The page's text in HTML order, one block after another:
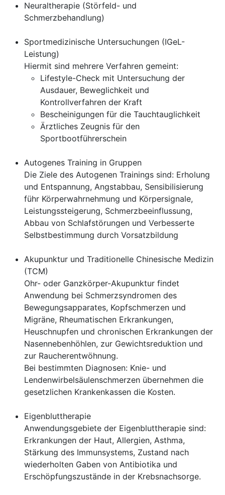
Neuraltherapie (Störfeld- und
Schmerzbehandlung)
Sportmedizinische Untersuchungen (IGeL-
Leistung)
Hiermit sind mehrere Verfahren gemeint:
Lifestyle-Check mit Untersuchung der
Ausdauer, Beweglichkeit und
Kontrollverfahren der Kraft
Bescheinigungen für die Tauchtauglichkeit
Ärztliches Zeugnis für den
Sportbootführerschein
Autogenes Training in Gruppen
Die Ziele des Autogenen Trainings sind: Erholung
und Entspannung, Angstabbau, Sensibilisierung
führ Körperwahrnehmung und Körpersignale,
Leistungssteigerung, Schmerzbeeinflussung,
Abbau von Schlafstörungen und Verbesserte
Selbstbestimmung durch Vorsatzbildung
Akupunktur und Traditionelle Chinesische Medizin
(TCM)
Ohr- oder Ganzkörper-Akupunktur findet
Anwendung bei Schmerzsyndromen des
Bewegungsapparates, Kopfschmerzen und
Migräne, Rheumatischen Erkrankungen,
Heuschnupfen und chronischen Erkrankungen der
Nasennebenhöhlen, zur Gewichtsreduktion und
zur Raucherentwöhnung.
Bei bestimmten Diagnosen: Knie- und
Lendenwirbelsäulenschmerzen übernehmen die
gesetzlichen Krankenkassen die Kosten.
Eigenbluttherapie
Anwendungsgebiete der Eigenbluttherapie sind:
Erkrankungen der Haut, Allergien, Asthma,
Stärkung des Immunsystems, Zustand nach
wiederholten Gaben von Antibiotika und
Erschöpfungszustände in der Krebsnachsorge.